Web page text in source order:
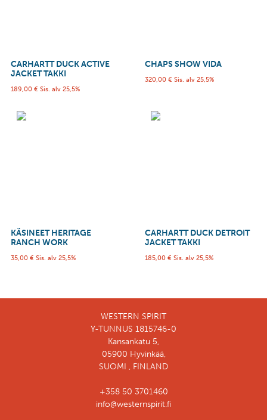
CARHARTT DUCK ACTIVE
JACKET TAKKI
189,00 € Sis. alv 25,5%
CHAPS SHOW VIDA
320,00 € Sis. alv 25,5%
KÄSINEET HERITAGE
RANCH WORK
35,00 € Sis. alv 25,5%
CARHARTT DUCK DETROIT
JACKET TAKKI
185,00 € Sis. alv 25,5%
WESTERN SPIRIT
Y-TUNNUS 1815746-0
Kansankatu 5,
05900 Hyvinkää,
SUOMI , FINLAND
+358 50 3701460
info@westernspirit.fi